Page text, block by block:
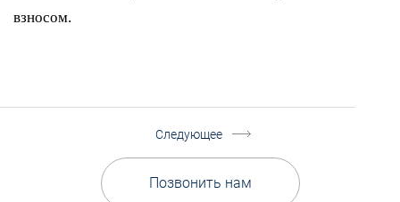
взносом.
Позвонить нам
Следующее